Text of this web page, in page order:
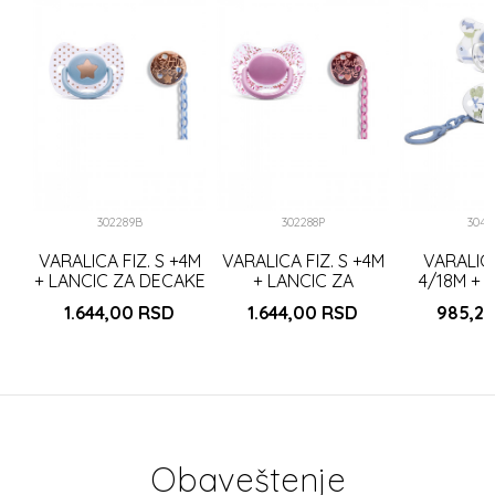
302289B
VARALICA FIZ. S +4M
+ LANCIC ZA DECAKE
PLAVA (302289)
1.644,00 RSD
302288P
VARALICA FIZ. S +4M
+ LANCIC ZA
DEVOJCICE ROZE
(302288)
1.644,00 RSD
4/18M +
KLIPSA
Obaveštenje